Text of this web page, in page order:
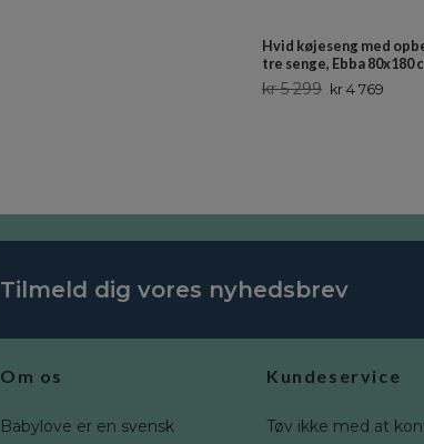
Hvid køjeseng med
tre senge, Ebba 80x180
kr 5 299 kr 4 769
Tilmeld dig vores nyhedsbrev
Om os
Babylove er en svensk
Kundeservice
Tøv ikke med at